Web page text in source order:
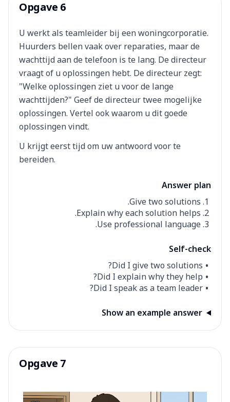
Opgave 6
U werkt als teamleider bij een woningcorporatie.
Huurders bellen vaak over reparaties, maar de
wachttijd aan de telefoon is te lang. De directeur
vraagt of u oplossingen hebt. De directeur zegt:
"Welke oplossingen ziet u voor de lange
wachttijden?" Geef de directeur twee mogelijke
oplossingen. Vertel ook waarom u dit goede
oplossingen vindt.
U krijgt eerst tijd om uw antwoord voor te
bereiden.
Answer plan
Give two solutions.
Explain why each solution helps.
Use professional language.
Self-check
Did I give two solutions?
Did I explain why they help?
Did I speak as a team leader?
Show an example answer
Opgave 7